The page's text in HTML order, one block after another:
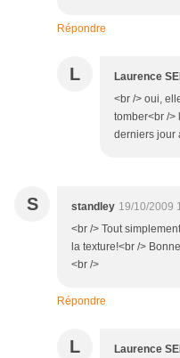
Répondre
L Laurence
<br /> oui,
tomber<br />
derniers jour
S standley 19/10/2009
<br /> Tout
la texture!<br />
<br />
Répondre
L Laurence